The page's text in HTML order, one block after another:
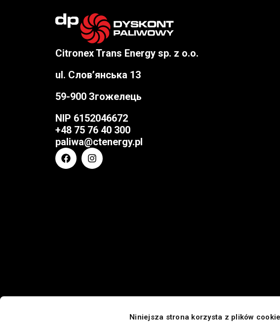
Niniejsza strona korzysta z plików cookie
Citronex Trans Energy sp. z o.o.
ul. Слов’янська 13
59-900 Згожелець
NIP 6152046672
+48 75 76 40 300
paliwa@ctenergy.pl